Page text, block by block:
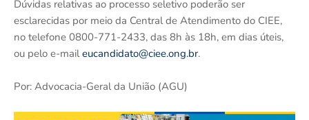
Dúvidas relativas ao processo seletivo poderão ser
esclarecidas por meio da Central de Atendimento do CIEE,
no telefone 0800-771-2433, das 8h às 18h, em dias úteis,
ou pelo e-maileucandidato@ciee.ong.br.
Por: Advocacia-Geral da União (AGU)